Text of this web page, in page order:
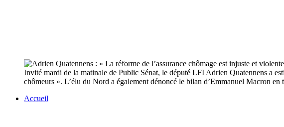
Invité mardi de la matinale de Public Sénat, le député LFI Adrien Quatennens a
chômeurs ». L’élu du Nord a également dénoncé le bilan d’Emmanuel Macron en
Accueil